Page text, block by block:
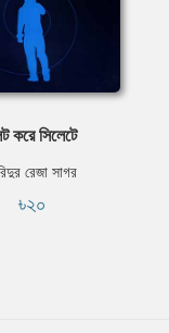
করে সিলেটে
রেজা সাগর
৳২০